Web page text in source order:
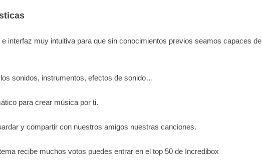
e interfaz muy intuitiva para que sin conocimientos previos seamos capaces de
sonidos, instrumentos, efectos de sonido…
para crear música por ti.
y compartir con nuestros amigos nuestras canciones.
recibe muchos votos puedes entrar en el top 50 de Incredibox